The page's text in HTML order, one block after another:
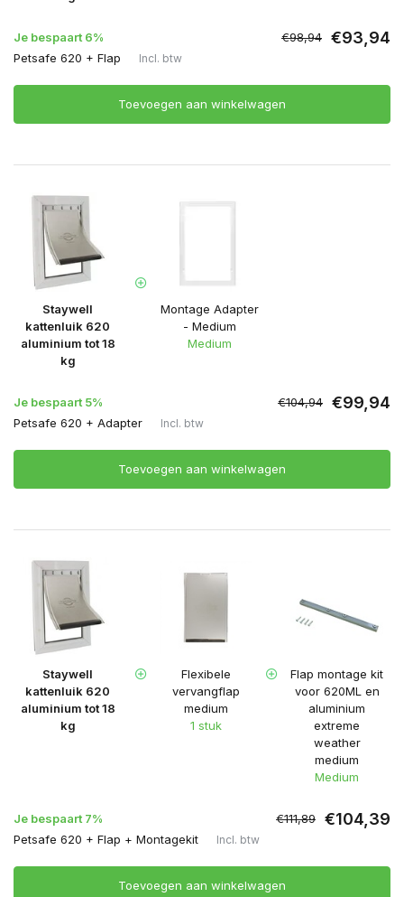
Je bespaart 6% €98,94 €93,94
Petsafe 620 + Flap Incl. btw
Toevoegen aan winkelwagen
Staywell
kattenluik 620
aluminium tot 18
kg
Montage Adapter
- Medium
Medium
Je bespaart 5% €104,94 €99,94
Petsafe 620 + Adapter Incl. btw
Toevoegen aan winkelwagen
Staywell
kattenluik 620
aluminium tot 18
kg
Flexibele
vervangflap
medium
1 stuk
Flap montage kit
voor 620ML en
aluminium
extreme
weather
medium
Medium
Je bespaart 7% €111,89 €104,39
Petsafe 620 + Flap + Montagekit Incl. btw
Toevoegen aan winkelwagen